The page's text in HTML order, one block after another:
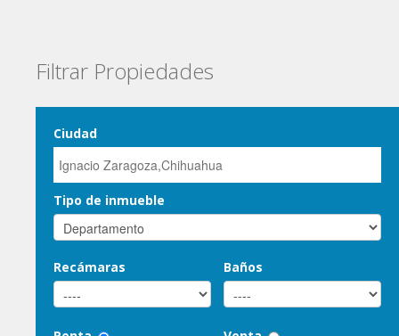
Filtrar Propiedades
Ciudad
Tipo de inmueble
Recámaras Baños